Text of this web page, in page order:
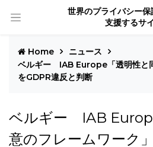
世界のプライバシー
支援するサ
Home
ニュース
ベルギー IAB Europe「透明性と
をGDPR違反と判断
ベルギー IAB
意のフレームワーク